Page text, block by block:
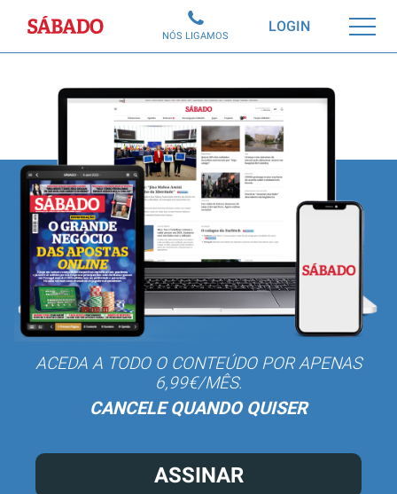
Sábado LOGIN
NÓS LIGAMOS
ACEDA A TODO O CONTEÚDO POR APENAS
6,99€/MÊS.
CANCELE QUANDO QUISER
ASSINAR